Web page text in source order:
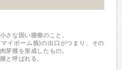
さな固い腫瘤のこと。
イボーム腺)の出口がつまり、その
芽腫を形成したもの。
と呼ばれる。